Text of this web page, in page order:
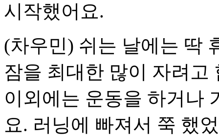
시작했어요.
(차우민) 쉬는 날에는 딱
잠을 최대한 많이 자려고
이외에는 운동을 하거나
요. 러닝에 빠져서 쭉 했